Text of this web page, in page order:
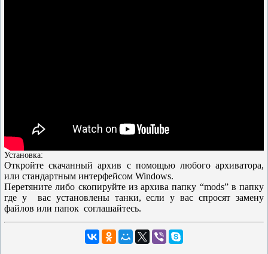
Установка:
Откройте скачанный архив с помощью любого архиватора,
или стандартным интерфейсом Windows.
Перетяните либо скопируйте из архива папку “mods” в папку
где у вас установлены танки, если у вас спросят замену
файлов или папок соглашайтесь.